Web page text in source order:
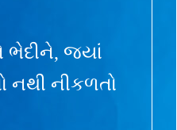
ભેદીને, જ્યાં
નથી નીકળતો